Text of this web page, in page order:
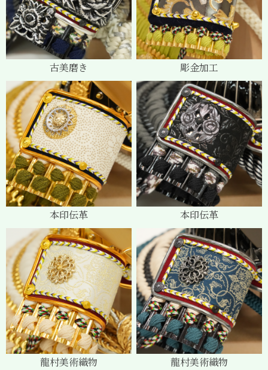
古美磨き 彫金加工
本印伝革 本印伝革
龍村美術織物 龍村美術織物